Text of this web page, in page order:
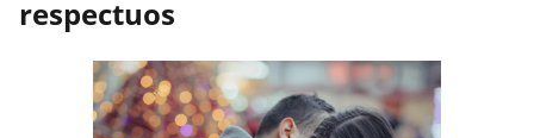
respectuos